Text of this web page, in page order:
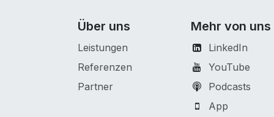
Über uns
Leistungen
Referenzen
Partner
Mehr von uns
LinkedIn
YouTube
Podcasts
App